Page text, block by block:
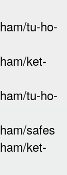
tu-ho-
ket-
tu-ho-
safes
ket-